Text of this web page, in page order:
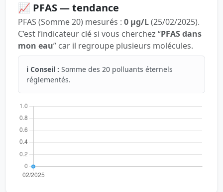
📈 PFAS — tendance
PFAS (Somme 20) mesurés : 0 µg/L(25/02/2025).
C’est l’indicateur clé si vous cherchez “PFAS dans
mon eau” car il regroupe plusieurs molécules.
ℹ️ Conseil : Somme des 20 polluants éternels
réglementés.